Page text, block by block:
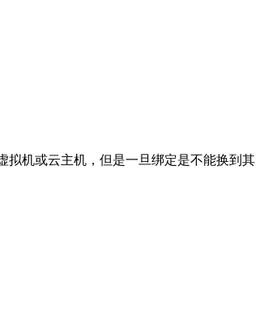
拟机或云主机，但是一旦绑定是不能换到其